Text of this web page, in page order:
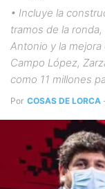
• Incluye la
tramos de la
Antonio y la
Campo López,
como 11 millones
Por COSAS DE LORCA